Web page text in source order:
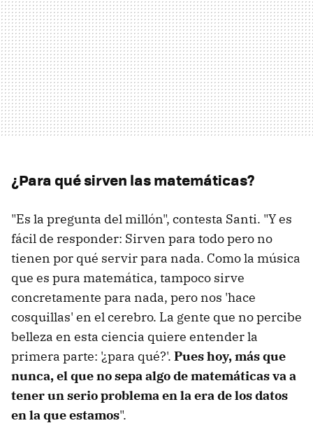
¿Para qué sirven las matemáticas?
"Es la pregunta del millón", contesta Santi. "Y es
fácil de responder: Sirven para todo pero no
tienen por qué servir para nada. Como la música
que es pura matemática, tampoco sirve
concretamente para nada, pero nos 'hace
cosquillas' en el cerebro. La gente que no percibe
belleza en esta ciencia quiere entender la
primera parte: '¿para qué?'. Pues hoy, más que
nunca, el que no sepa algo de matemáticas va a
tener un serio problema en la era de los datos
en la que estamos".